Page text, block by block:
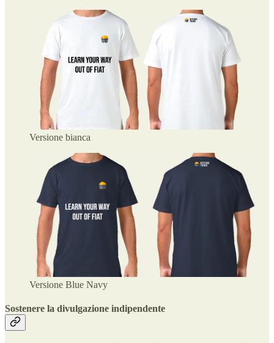
Versione bianca
Versione Blue Navy
Sostenere la divulgazione indipendente